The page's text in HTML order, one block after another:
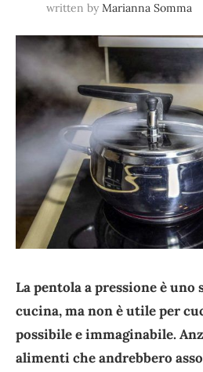
written by Marianna Somma
La pentola a pressione è
cucina, ma non è utile per
possibile e immaginabile.
alimenti che andrebbero